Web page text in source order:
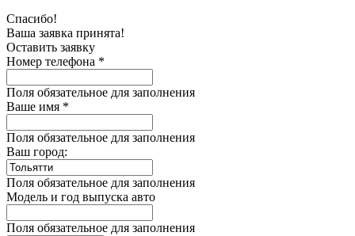
Спасибо!
Ваша заявка принята!
Оставить заявку
Номер телефона *
Поля обязательное для заполнения
Ваше имя *
Поля обязательное для заполнения
Ваш город:
Поля обязательное для заполнения
Модель и год выпуска авто
Поля обязательное для заполнения